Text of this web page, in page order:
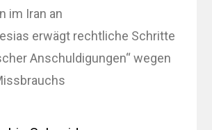
im Iran an
erwägt rechtliche Schritte
Anschuldigungen“ wegen